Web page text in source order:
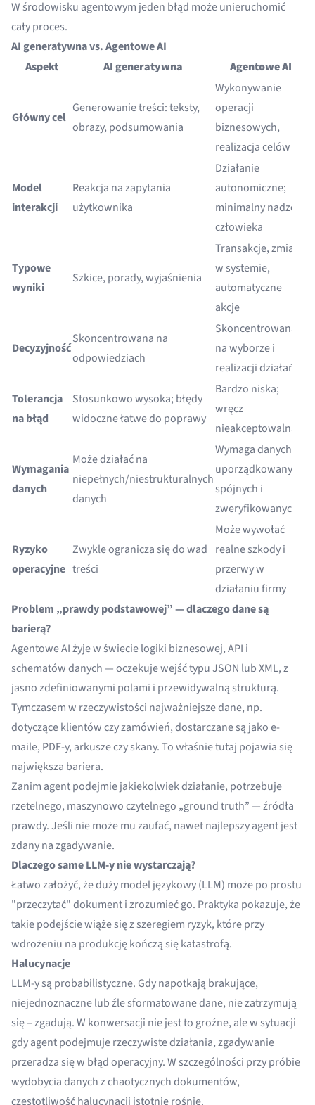
W środowisku agentowym jeden błąd może unieruchomić
cały proces.
AI generatywna vs. Agentowe AI
Aspekt
AI generatywna Agentowe AI
Główny cel
Generowanie treści: teksty,
obrazy, podsumowania
Wykonywanie
operacji
biznesowych,
realizacja celów
Model
interakcji
Reakcja na zapytania
użytkownika
Działanie
autonomiczne;
minimalny nadzór
człowieka
Typowe
wyniki
Szkice, porady, wyjaśnienia
Transakcje, zmiany
w systemie,
automatyczne
akcje
Decyzyjność
Skoncentrowana na
odpowiedziach
Skoncentrowana
na wyborze i
realizacji działań
Tolerancja
na błąd
Stosunkowo wysoka; błędy
widoczne łatwe do poprawy
Bardzo niska;
wręcz
nieakceptowalna
Wymagania
danych
Może działać na
niepełnych/niestrukturalnych
danych
Wymaga danych
uporządkowanych,
spójnych i
zweryfikowanych
Ryzyko
operacyjne
Zwykle ogranicza się do wad
treści
Może wywołać
realne szkody i
przerwy w
działaniu firmy
Problem „prawdy podstawowej” — dlaczego dane są
barierą?
Agentowe AI żyje w świecie logiki biznesowej, API i
schematów danych — oczekuje wejść typu JSON lub XML, z
jasno zdefiniowanymi polami i przewidywalną strukturą.
Tymczasem w rzeczywistości najważniejsze dane, np.
dotyczące klientów czy zamówień, dostarczane są jako e-
maile, PDF-y, arkusze czy skany. To właśnie tutaj pojawia się
największa bariera.
Zanim agent podejmie jakiekolwiek działanie, potrzebuje
rzetelnego, maszynowo czytelnego „ground truth” — źródła
prawdy. Jeśli nie może mu zaufać, nawet najlepszy agent jest
zdany na zgadywanie.
Dlaczego same LLM-y nie wystarczają?
Łatwo założyć, że duży model językowy (LLM) może po prostu
"przeczytać" dokument i zrozumieć go. Praktyka pokazuje, że
takie podejście wiąże się z szeregiem ryzyk, które przy
wdrożeniu na produkcję kończą się katastrofą.
Halucynacje
LLM-y są probabilistyczne. Gdy napotkają brakujące,
niejednoznaczne lub źle sformatowane dane, nie zatrzymują
się – zgadują. W konwersacji nie jest to groźne, ale w sytuacji
gdy agent podejmuje rzeczywiste działania, zgadywanie
przeradza się w błąd operacyjny. W szczególności przy próbie
wydobycia danych z chaotycznych dokumentów,
częstotliwość halucynacji istotnie rośnie.